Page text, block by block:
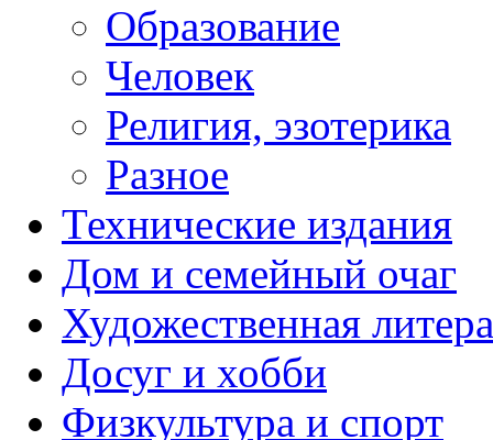
Образование
Человек
Религия, эзотерика
Разное
Технические издания
Дом и семейный очаг
Художественная
Досуг и хобби
Физкультура и спорт